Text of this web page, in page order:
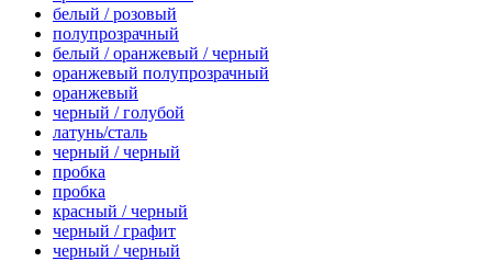
белый / розовый
полупрозрачный
белый / оранжевый / черный
оранжевый полупрозрачный
оранжевый
черный / голубой
латунь/сталь
черный / черный
пробка
пробка
красный / черный
черный / графит
черный / черный